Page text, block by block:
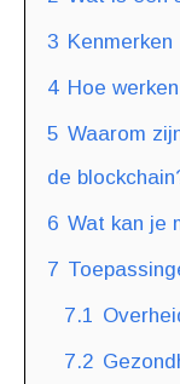
3 Kenmerken
4 Hoe
5 Waarom
de
6 Wat kan je
7
7.1
7.2